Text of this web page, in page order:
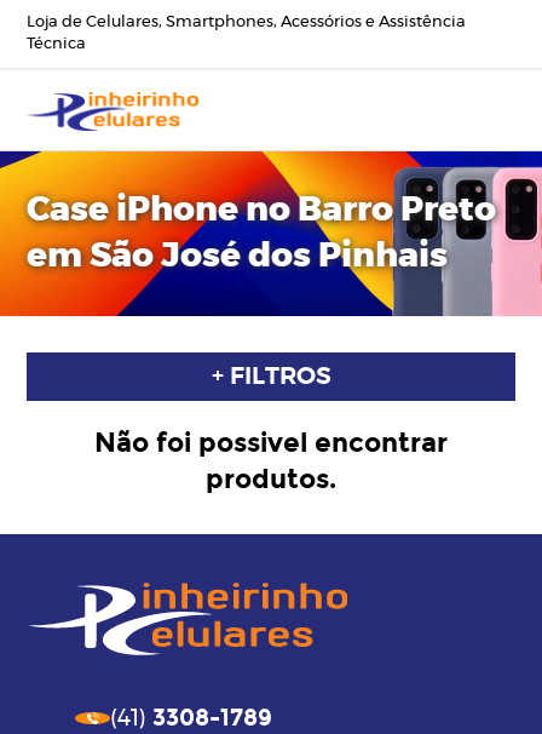
Loja de Celulares, Smartphones, Acessórios e Assistência
Técnica
Case iPhone no Barro Preto
em São José dos Pinhais
+ FILTROS
Não foi possivel encontrar
produtos.
(41) 3308-1789